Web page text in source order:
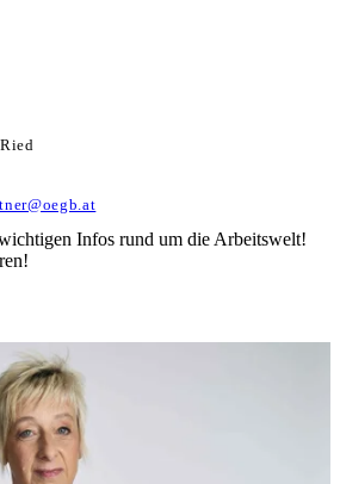
Infos rund um die Arbeitswelt!